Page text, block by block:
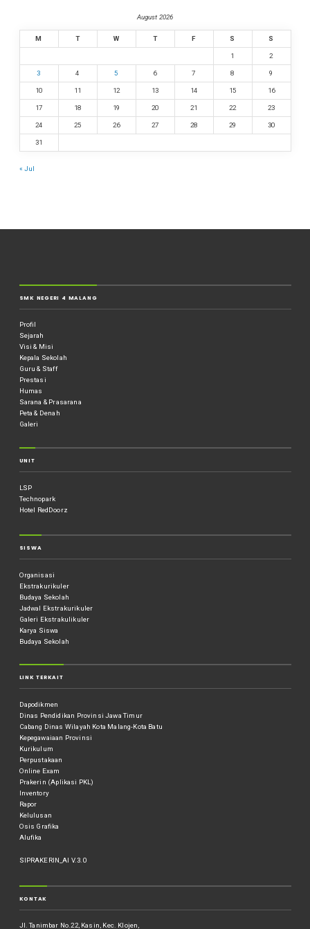
August 2026
M T W T F S S
1 2
3 4 5 6 7 8 9
10 11 12 13 14 15 16
17 18 19 20 21 22 23
24 25 26 27 28 29 30
31
« Jul
SMK NEGERI 4 MALANG
Profil
Sejarah
Visi & Misi
Kepala Sekolah
Guru & Staff
Prestasi
Humas
Sarana & Prasarana
Peta & Denah
Galeri
UNIT
LSP
Technopark
Hotel RedDoorz
SISWA
Organisasi
Ekstrakurikuler
Budaya Sekolah
Jadwal Ekstrakurikuler
Galeri Ekstrakulikuler
Karya Siswa
Budaya Sekolah
LINK TERKAIT
Dapodikmen
Dinas Pendidikan Provinsi Jawa Timur
Cabang Dinas Wilayah Kota Malang-Kota Batu
Kepegawaiaan Provinsi
Kurikulum
Perpustakaan
Online Exam
Prakerin (Aplikasi PKL)
Inventory
Rapor
Kelulusan
Osis Grafika
Alufika
SIPRAKERIN_AI V.3.0
KONTAK
Jl. Tanimbar No.22, Kasin, Kec. Klojen,